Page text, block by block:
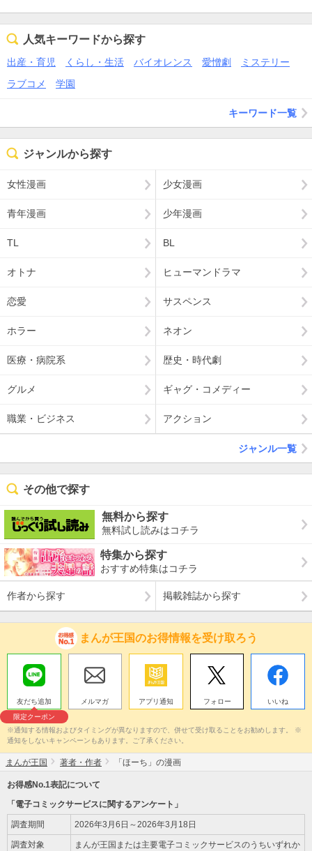
人気キーワードから探す
出産・育児 くらし・生活 バイオレンス 愛憎劇
ミステリー
ラブコメ
学園
キーワード一覧
ジャンルから探す
女性漫画 少女漫画
青年漫画 少年漫画
TL BL
オトナ ヒューマンドラマ
恋愛 サスペンス
ホラー ネオン
医療・病院系 歴史・時代劇
グルメ ギャグ・コメディー
職業・ビジネス アクション
ジャンル一覧
その他で探す
無料から探す
無料試し読みはコチラ
特集から探す
おすすめ特集はコチラ
作者から探す 掲載雑誌から探す
まんが王国のお得情報を受け取ろう
友だち追加
限定クーポン
メルマガ アプリ通知 フォロー いいね
※通知する情報およびタイミングが異なりますので、併せて受け取ることをお勧めします。 ※
通知をしないキャンペーンもあります。ご了承ください。
まんが王国 著者・作者 「ほーち」の漫画
お得感No.1表記について
「電子コミックサービスに関するアンケート」
調査期間 2026年3月6日～2026年3月18日
調査対象 まんが王国または主要電子コミックサービスのうちいずれか